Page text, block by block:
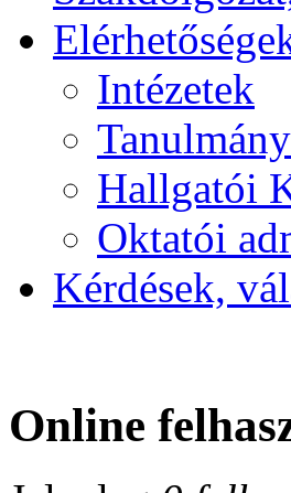
Intézetek
Hallgatói
Oktatói
Kérdések,
Online